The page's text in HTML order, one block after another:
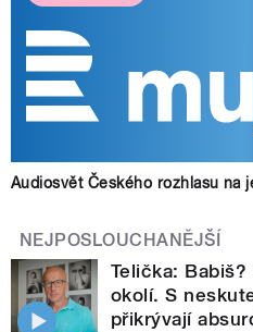
Audiosvět Českého rozhlasu na
NEJPOSLOUCHANĚJŠÍ
Telička:
okolí. S
přikrývají